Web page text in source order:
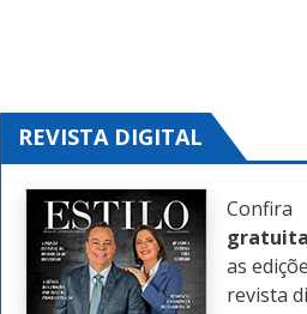
REVISTA DIGITAL
Confira
as
revista